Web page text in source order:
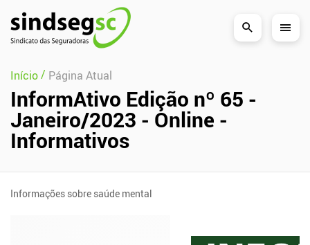
Pular Navegação (s)
Início/ Página Atual
InformAtivo Edição nº 65 -
Janeiro/2023 - Online -
Informativos
Informações sobre saúde mental